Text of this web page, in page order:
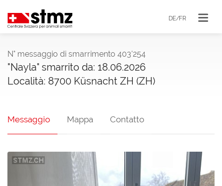
DE/FR
N° messaggio di smarrimento 403'254
"Nayla" smarrito da: 18.06.2026
Località: 8700 Küsnacht ZH (ZH)
Messaggio Mappa Contatto